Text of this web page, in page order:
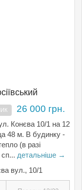
26 000 грн.
Конєва 10/1 на 12
48 м. В будинку -
(в разі
детальніше →
вул., 10/1